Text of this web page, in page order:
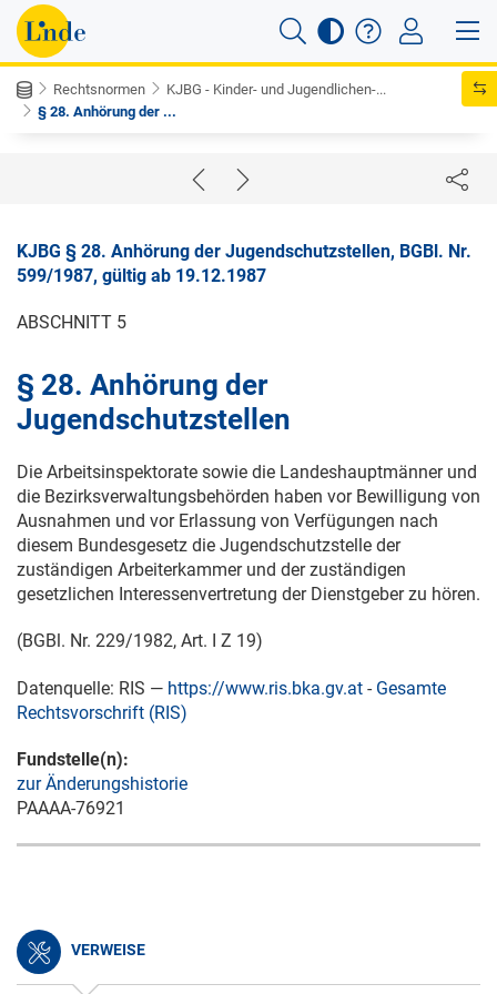
Rechtsnormen
KJBG - Kinder- und Jugendlichen-...
§ 28. Anhörung der ...
KJBG § 28. Anhörung der Jugendschutzstellen, BGBl. Nr.
599/1987, gültig ab 19.12.1987
ABSCHNITT 5
§ 28. Anhörung der
Jugendschutzstellen
Die Arbeitsinspektorate sowie die Landeshauptmänner und
die Bezirksverwaltungsbehörden haben vor Bewilligung von
Ausnahmen und vor Erlassung von Verfügungen nach
diesem Bundesgesetz die Jugendschutzstelle der
zuständigen Arbeiterkammer und der zuständigen
gesetzlichen Interessenvertretung der Dienstgeber zu hören.
(BGBl. Nr. 229/1982, Art. I Z 19)
Datenquelle: RIS — https://www.ris.bka.gv.at - Gesamte
Rechtsvorschrift (RIS)
Fundstelle(n):
zur Änderungshistorie
PAAAA-76921
VERWEISE